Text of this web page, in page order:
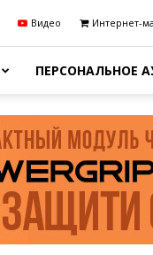
Видео Интернет-
ПЕРСОНАЛЬНОЕ